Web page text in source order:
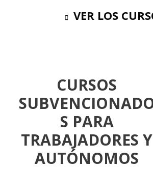
VER LOS
CURSOS
S PARA
TRABAJADORES Y
AUTÓNOMOS